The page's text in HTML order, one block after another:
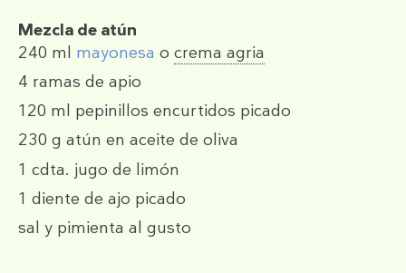
Mezcla de atún
240 ml mayonesa o crema agria
4 ramas de apio
120 ml pepinillos encurtidos picado
230 g atún en aceite de oliva
1 cdta. jugo de limón
1 diente de ajo picado
sal y pimienta al gusto